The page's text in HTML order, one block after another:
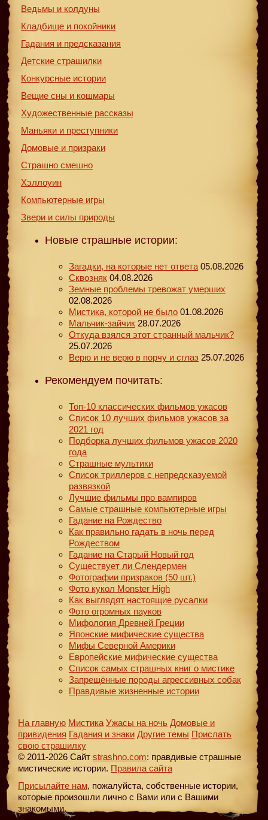
Ведьмы и колдуны
Кладбище и покойники
Гадания и предсказания
Детские страшилки
Конкурсные истории
Вещие сны и кошмары
Художественные рассказы
Маньяки и преступники
Домовые и призраки
Страшно смешно
Хэллоуин
Компьютерные игры
Звери и силы природы
Новые страшные истории:
Загадки, на которые нет ответа 05.08.2026
Сквозняк 04.08.2026
Земные проблемы тревожат умерших
02.08.2026
Мистика, которой не было 01.08.2026
Мальчик-зайчик 28.07.2026
Откуда взялся этот странный мальчик?
25.07.2026
Верю и не верю в порчу и сглаз 25.07.2026
Рекомендуем почитать:
Топ-10 классических фильмов ужасов
Список 10 лучших фильмов ужасов за
2021 год
Подборка лучших фильмов ужасов 2020
года
Страшные мультики
Список триллеров с непредсказуемой
развязкой
Лучшие фильмы про вампиров
Самые страшные компьютерные игры
Гадание на Рождество
Как правильно гадать в ночь перед
Рождеством
Гадание на Старый Новый год
Существует ли Слендермен
Фотографии призраков (50 шт.)
Фото кукол Monster High
Как выглядят настоящие русалки
Фото огромных пауков
Мифология Древней Греции
Японские мифические существа
Мифы Северной Америки
Европейские мифические существа
Список самых страшных книг о мистике
Запрещённые породы агрессивных собак
Правдивые жизненные истории
На главную Мистика Ужасы на ночь Домовые и
привидения Гадания и знаки Другие темы Прислать
свою страшилку
© 2011-2026 Сайт strashno.com: правдивые страшные
мистические истории. Правила сайта
Присылайте нам, пожалуйста, собственные истории,
которые произошли лично с Вами или с Вашими
знакомыми.